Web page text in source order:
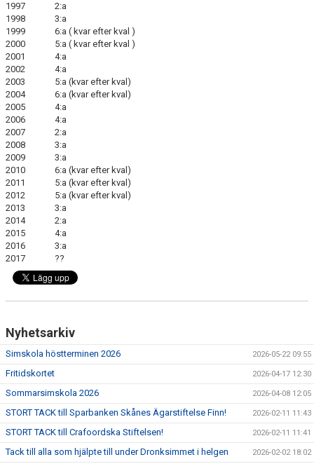
1997 2:a
1998 3:a
1999 6:a ( kvar efter kval )
2000 5:a ( kvar efter kval )
2001 4:a
2002 4:a
2003 5:a (kvar efter kval)
2004 6:a (kvar efter kval)
2005 4:a
2006 4:a
2007 2:a
2008 3:a
2009 3:a
2010 6:a (kvar efter kval)
2011 5:a (kvar efter kval)
2012 5:a (kvar efter kval)
2013 3:a
2014 2:a
2015 4:a
2016 3:a
2017 ??
Nyhetsarkiv
Simskola höstterminen 2026 2026-05-22 09:55
Fritidskortet 2026-04-17 12:30
Sommarsimskola 2026 2026-04-08 12:05
STORT TACK till Sparbanken Skånes Ägarstiftelse Finn! 2026-02-11 11:43
STORT TACK till Crafoordska Stiftelsen! 2026-02-11 11:41
Tack till alla som hjälpte till under Dronksimmet i helgen 2026-02-02 18:02